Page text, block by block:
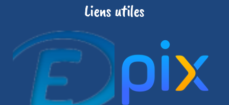
Liens utiles